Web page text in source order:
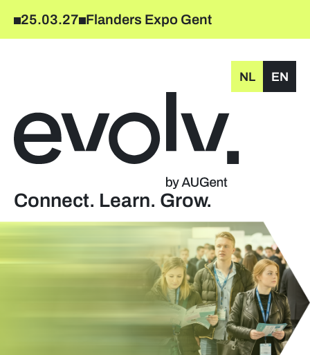
25.03.27 Flanders Expo Gent
NL EN
Connect. Learn. Grow.